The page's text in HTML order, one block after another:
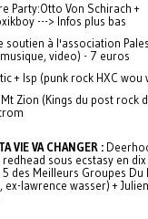
Party:Otto Von Schirach +
---> Infos plus bas
soutien à l'association
video) - 7 euros
+ Isp (punk rock HXC wou
Zion (Kings du post rock
VIE VA CHANGER :
sous ecstasy en
des Meilleurs Groupes Du
ex-lawrence wasser) +